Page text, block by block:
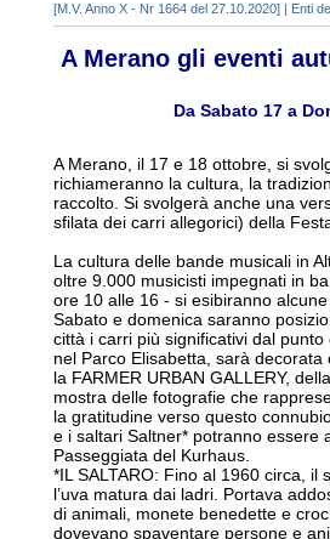
[M.V. Anno X - Nr 1664 del 27.10.2020] | Enti
A Merano gli eventi
Da Sabato 17 a
A Merano, il 17 e 18 ottobre, si
richiameranno la cultura, la
raccolto. Si svolgerà anche una
sfilata dei carri allegorici) della
La cultura delle bande musicali in
oltre 9.000 musicisti impegnati in
ore 10 alle 16 - si esibiranno
Sabato e domenica saranno
città i carri più significativi dal
nel Parco Elisabetta, sarà
la FARMER URBAN GALLERY,
mostra delle fotografie che
la gratitudine verso questo
e i saltari Saltner* potranno essere
Passeggiata del Kurhaus.
*IL SALTARO: Fino al 1960 circa,
l’uva matura dai ladri. Portava
di animali, monete benedette e
dovevano spaventare persone e